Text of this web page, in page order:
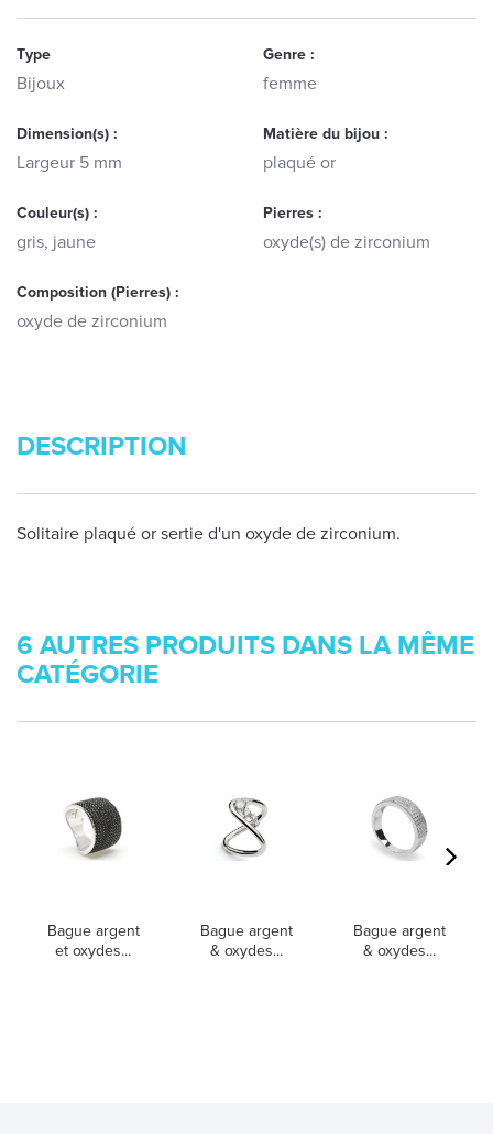
Type
Bijoux
Genre :
femme
Dimension(s) :
Largeur 5 mm
Matière du bijou :
plaqué or
Couleur(s) :
gris, jaune
Pierres :
oxyde(s) de zirconium
Composition (Pierres) :
oxyde de zirconium
DESCRIPTION
Solitaire plaqué or sertie d'un oxyde de zirconium.
6 AUTRES PRODUITS DANS LA MÊME
CATÉGORIE
Bague argent
et oxydes...
Bague argent
& oxydes...
Bague argent
& oxydes...